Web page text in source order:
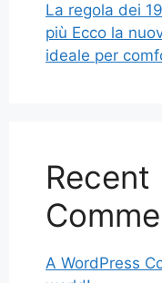
La regola dei
più Ecco la
ideale per
Recent
A WordPress